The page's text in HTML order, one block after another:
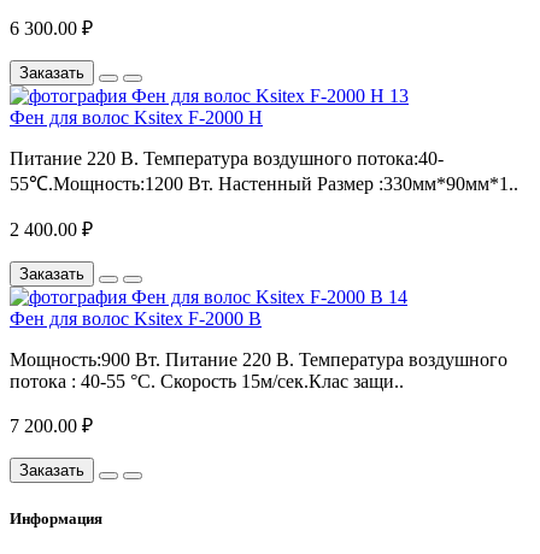
6 300.00 ₽
Заказать
Фен для волос Ksitex F-2000 Н
Питание 220 В. Температура воздушного потока:40-
55℃.Мощность:1200 Вт. Настенный Размер :330мм*90мм*1..
2 400.00 ₽
Заказать
Фен для волос Ksitex F-2000 В
Мощность:900 Вт. Питание 220 В. Температура воздушного
потока : 40-55 °C. Скорость 15м/сек.Клас защи..
7 200.00 ₽
Заказать
Информация